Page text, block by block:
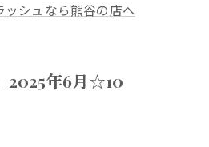
ッシュなら熊谷の店へ
2025年6月☆10